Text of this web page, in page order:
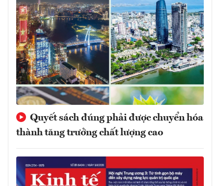
Quyết sách đúng phải được chuyển hóa
thành tăng trưởng chất lượng cao